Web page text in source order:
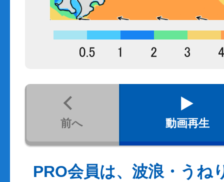
前へ 動画再生
PRO会員は、波浪・うね